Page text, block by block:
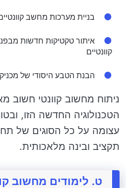
בניית מערכות מחשב
איתור טקטיקות חדשות
קוונטיים
הבנת הטבע היסודי של
ניתוח מחשוב קוונטי חשוב
הטכנולוגיה החדשה הזו,
עצומה על כל הסוגים של
תקציב ובינה מלאכותית.
ט. לימודים מחשוב